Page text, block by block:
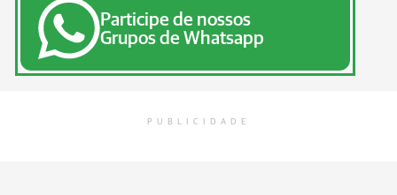
Participe de nossos
Grupos de Whatsapp
PUBLICIDADE